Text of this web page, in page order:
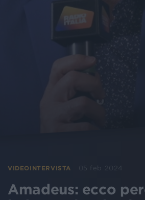
VIDEOINTERVISTA 05 feb 2024
Amadeus: ecco